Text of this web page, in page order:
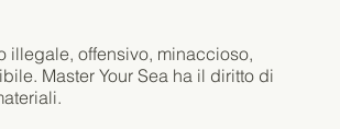
illegale, offensivo, minaccioso,
Master Your Sea ha il diritto di